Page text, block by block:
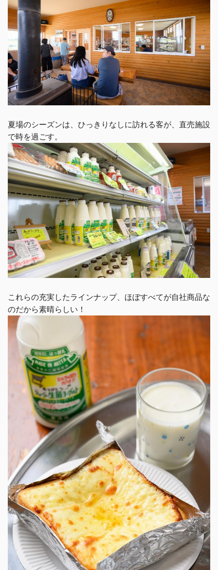
夏場のシーズンは、ひっきりなしに訪れる客が、直売施設
で時を過ごす。
これらの充実したラインナップ、ほぼすべてが自社商品な
のだから素晴らしい！